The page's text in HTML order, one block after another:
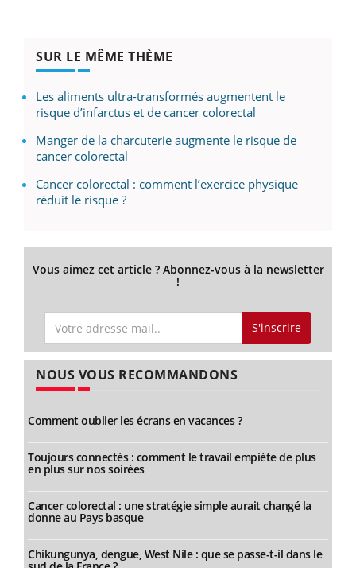
SUR LE MÊME THÈME
Les aliments ultra-transformés augmentent le
risque d’infarctus et de cancer colorectal
Manger de la charcuterie augmente le risque de
cancer colorectal
Cancer colorectal : comment l’exercice physique
réduit le risque ?
Vous aimez cet article ? Abonnez-vous à la newsletter
!
S'inscrire
NOUS VOUS RECOMMANDONS
Comment oublier les écrans en vacances ?
Toujours connectés : comment le travail empiète de plus
en plus sur nos soirées
Cancer colorectal : une stratégie simple aurait changé la
donne au Pays basque
Chikungunya, dengue, West Nile : que se passe-t-il dans le